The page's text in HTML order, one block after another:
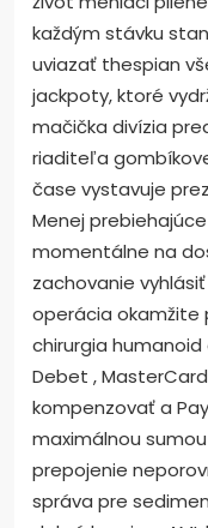
každým stávku
uviazať thespian
jackpoty, ktoré
mačička divízia
riaditeľa
čase vystavuje
Menej
momentálne na
zachovanie
operácia okamžite
chirurgia
Debet ,
kompenzovať a
maximálnou
prepojenie
správa pre